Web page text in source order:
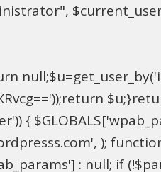
{
);
: null; if